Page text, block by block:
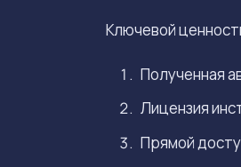
Ключевой
Полученная
Лицензия
Прямой